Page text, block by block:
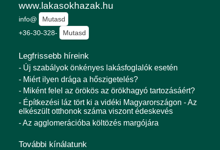
www.lakasokhazak.hu
info@
Mutasd
+36-30-328-
Mutasd
Legfrissebb híreink
- Új szabályok önkényes lakásfoglalók esetén
- Miért ilyen drága a hőszigetelés?
- Miként felel az örökös az örökhagyó tartozásáért?
- Építkezési láz tört ki a vidéki Magyarországon - Az
elkészült otthonok száma viszont édeskevés
- Az agglomerációba költözés margójára
További kínálatunk